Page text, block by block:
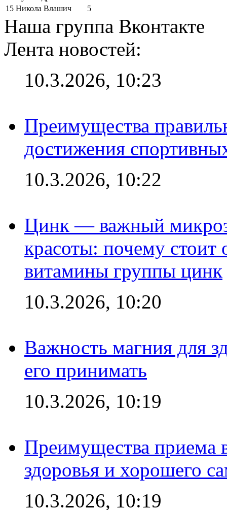
15 Никола Влашич 5
Наша группа Вконтакте
Лента новостей:
10.3.2026, 10:23
Преимущества
достижения
10.3.2026, 10:22
Цинк — важный
красоты: почему стоит
витамины группы цинк
10.3.2026, 10:20
Важность магния для
его принимать
10.3.2026, 10:19
Преимущества приема
здоровья и хорошего
10.3.2026, 10:19